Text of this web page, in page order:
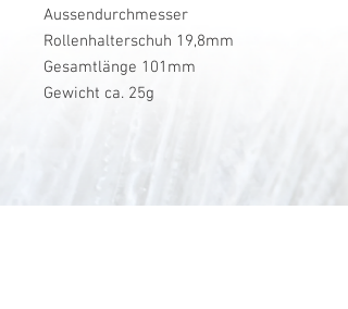
Aussendurchmesser
Rollenhalterschuh 19,8mm
Gesamtlänge 101mm
Gewicht ca. 25g